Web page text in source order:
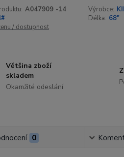
A047909 -14 Výrobce:
Délka: 68"
/ dostupnost
Většina zboží
skladem
Okamžité odeslání
0